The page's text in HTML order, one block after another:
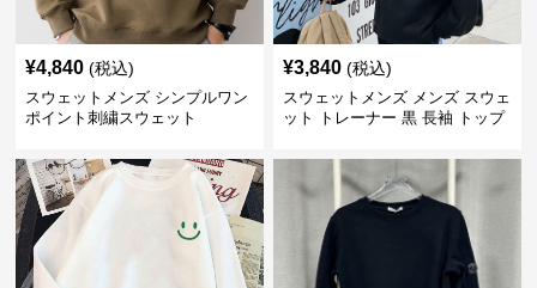
¥4,840 (税込)
スウェットメンズ シンプルワン
ポイント刺繍スウェット
¥3,840 (税込)
スウェットメンズ メンズ スウェ
ット トレーナー 黒 長袖 トップ